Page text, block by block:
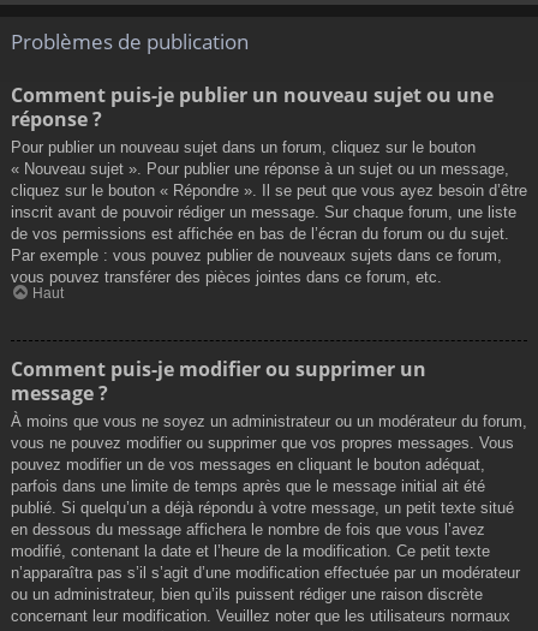
Problèmes de publication
Comment puis-je publier un nouveau sujet ou une
réponse ?
Pour publier un nouveau sujet dans un forum, cliquez sur le bouton
« Nouveau sujet ». Pour publier une réponse à un sujet ou un message,
cliquez sur le bouton « Répondre ». Il se peut que vous ayez besoin d’être
inscrit avant de pouvoir rédiger un message. Sur chaque forum, une liste
de vos permissions est affichée en bas de l’écran du forum ou du sujet.
Par exemple : vous pouvez publier de nouveaux sujets dans ce forum,
vous pouvez transférer des pièces jointes dans ce forum, etc.
Haut
Comment puis-je modifier ou supprimer un
message ?
À moins que vous ne soyez un administrateur ou un modérateur du forum,
vous ne pouvez modifier ou supprimer que vos propres messages. Vous
pouvez modifier un de vos messages en cliquant le bouton adéquat,
parfois dans une limite de temps après que le message initial ait été
publié. Si quelqu’un a déjà répondu à votre message, un petit texte situé
en dessous du message affichera le nombre de fois que vous l’avez
modifié, contenant la date et l’heure de la modification. Ce petit texte
n’apparaîtra pas s’il s’agit d’une modification effectuée par un modérateur
ou un administrateur, bien qu’ils puissent rédiger une raison discrète
concernant leur modification. Veuillez noter que les utilisateurs normaux